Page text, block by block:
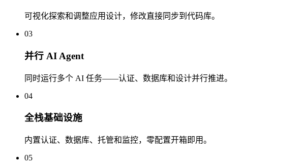
可视化探索和调整应用设计，修改直接同步到代码库。
03
并行 AI Agent
同时运行多个 AI 任务——认证、数据库和设计并行推进。
04
全栈基础设施
内置认证、数据库、托管和监控，零配置开箱即用。
05